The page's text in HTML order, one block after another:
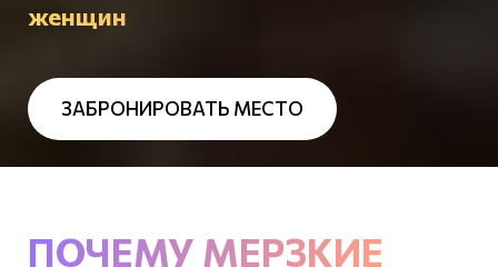
женщин
ЗАБРОНИРОВАТЬ МЕСТО
ПОЧЕМУ МЕРЗКИЕ